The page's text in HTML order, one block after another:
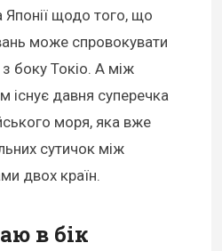
Японії щодо того, що
може спровокувати
боку Токіо. А між
існує давня суперечка
моря, яка вже
сутичок між
двох країн.
в бік